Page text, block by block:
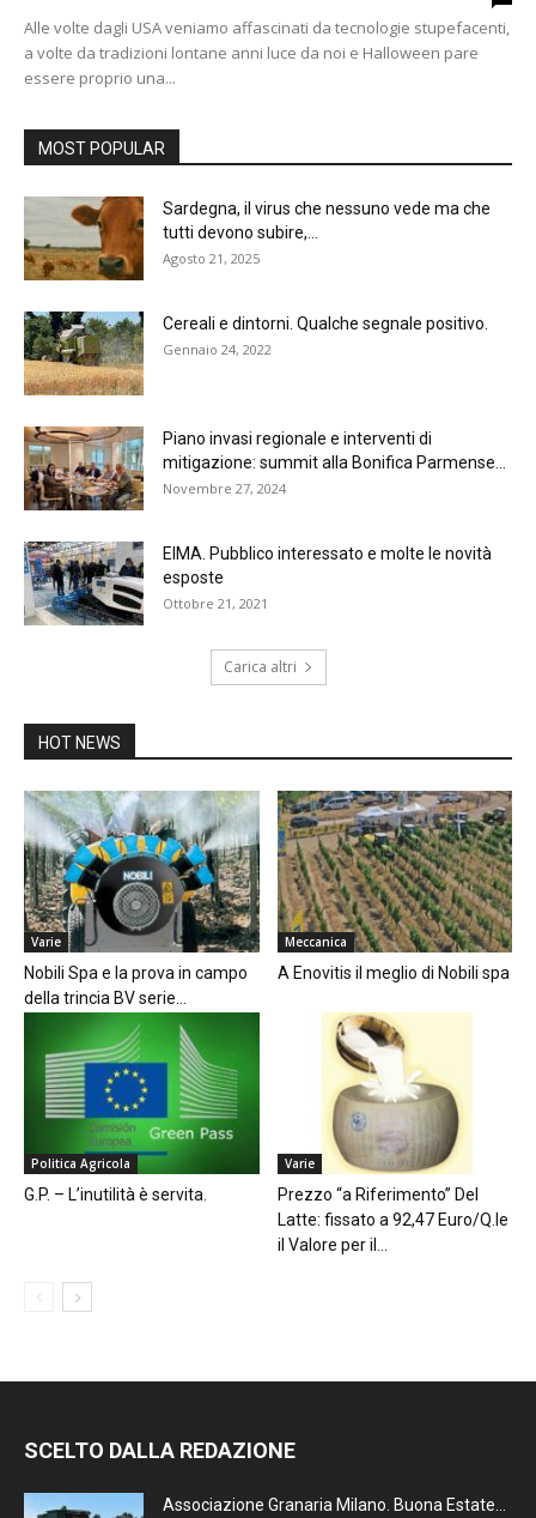
Alle volte dagli USA veniamo affascinati da tecnologie stupefacenti,
a volte da tradizioni lontane anni luce da noi e Halloween pare
essere proprio una...
MOST POPULAR
Sardegna, il virus che nessuno vede ma che
tutti devono subire,...
Agosto 21, 2025
Cereali e dintorni. Qualche segnale positivo.
Gennaio 24, 2022
Piano invasi regionale e interventi di
mitigazione: summit alla Bonifica Parmense...
Novembre 27, 2024
EIMA. Pubblico interessato e molte le novità
esposte
Ottobre 21, 2021
Carica altri
HOT NEWS
Varie
Nobili Spa e la prova in campo
della trincia BV serie...
Meccanica
A Enovitis il meglio di Nobili spa
Politica Agricola
G.P. – L’inutilità è servita.
Varie
Prezzo “a Riferimento” Del
Latte: fissato a 92,47 Euro/Q.le
il Valore per il...
SCELTO DALLA REDAZIONE
Associazione Granaria Milano. Buona Estate…